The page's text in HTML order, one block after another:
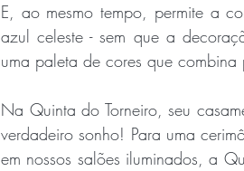
E, ao mesmo tempo, permite a
azul celeste - sem que a
uma paleta de cores que combina
Na Quinta do Torneiro, seu
verdadeiro sonho! Para uma
em nossos salões iluminados, a